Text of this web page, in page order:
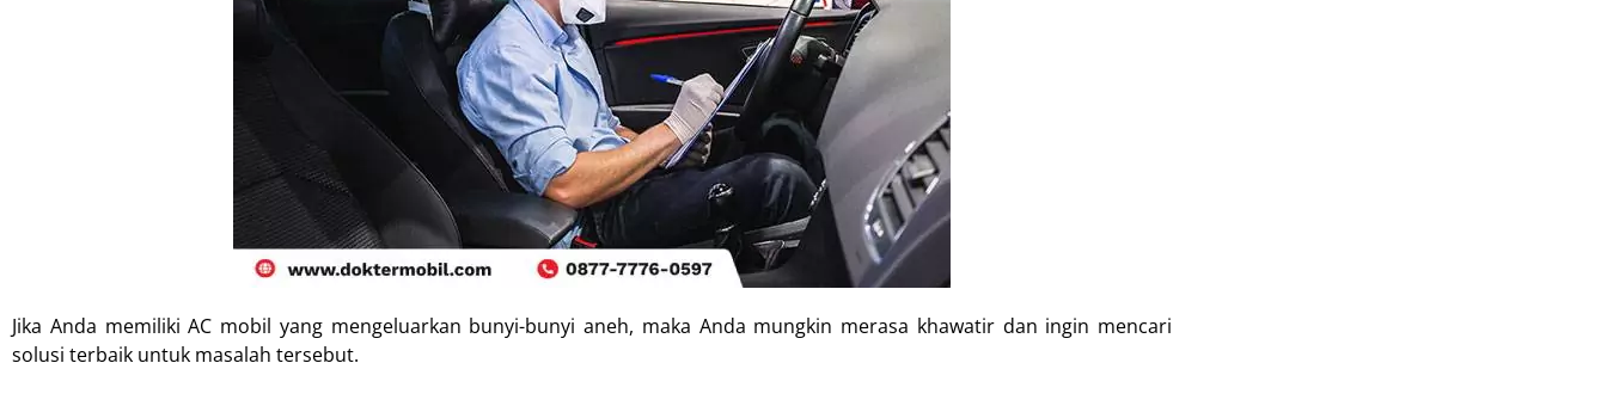
Jika Anda memiliki AC mobil yang mengeluarkan bunyi-bunyi aneh, maka Anda mungkin merasa khawatir dan ingin mencari
solusi terbaik untuk masalah tersebut.